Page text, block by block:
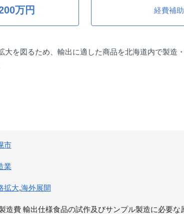
万円 経費補
大を図るため、輸出に適した商品を北海道内で製造
市
業
拡大,海外展開
造費 輸出仕様食品の試作及びサンプル製造に必要